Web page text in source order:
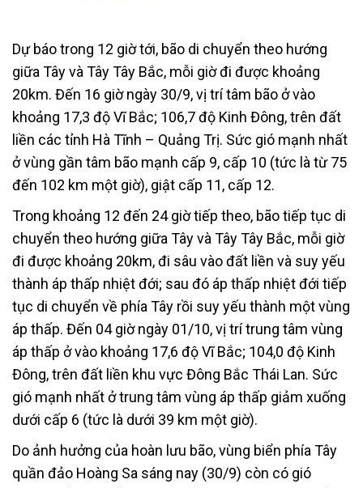
Dự báo trong 12 giờ tới, bão di chuyển theo hướng
giữa Tây và Tây Tây Bắc, mỗi giờ đi được khoảng
20km. Đến 16 giờ ngày 30/9, vị trí tâm bão ở vào
khoảng 17,3 độ Vĩ Bắc; 106,7 độ Kinh Đông, trên đất
liền các tỉnh Hà Tĩnh – Quảng Trị. Sức gió mạnh nhất
ở vùng gần tâm bão mạnh cấp 9, cấp 10 (tức là từ 75
đến 102 km một giờ), giật cấp 11, cấp 12.
Trong khoảng 12 đến 24 giờ tiếp theo, bão tiếp tục di
chuyển theo hướng giữa Tây và Tây Tây Bắc, mỗi giờ
đi được khoảng 20km, đi sâu vào đất liền và suy yếu
thành áp thấp nhiệt đới; sau đó áp thấp nhiệt đới tiếp
tục di chuyển về phía Tây rồi suy yếu thành một vùng
áp thấp. Đến 04 giờ ngày 01/10, vị trí trung tâm vùng
áp thấp ở vào khoảng 17,6 độ Vĩ Bắc; 104,0 độ Kinh
Đông, trên đất liền khu vực Đông Bắc Thái Lan. Sức
gió mạnh nhất ở trung tâm vùng áp thấp giảm xuống
dưới cấp 6 (tức là dưới 39 km một giờ).
Do ảnh hưởng của hoàn lưu bão, vùng biển phía Tây
quần đảo Hoàng Sa sáng nay (30/9) còn có gió